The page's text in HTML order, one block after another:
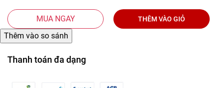
MUA NGAY THÊM VÀO GIỎ
Thanh toán đa dạng